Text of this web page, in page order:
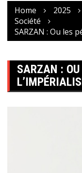
Home 2025
Société
SARZAN : Ou les
SARZAN :